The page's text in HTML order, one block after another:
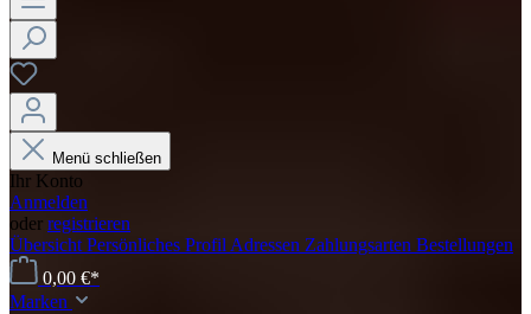
Menü schließen
Ihr Konto
Anmelden
oder registrieren
Übersicht Persönliches Profil Adressen Zahlungsarten Bestellungen
0,00 €*
Marken